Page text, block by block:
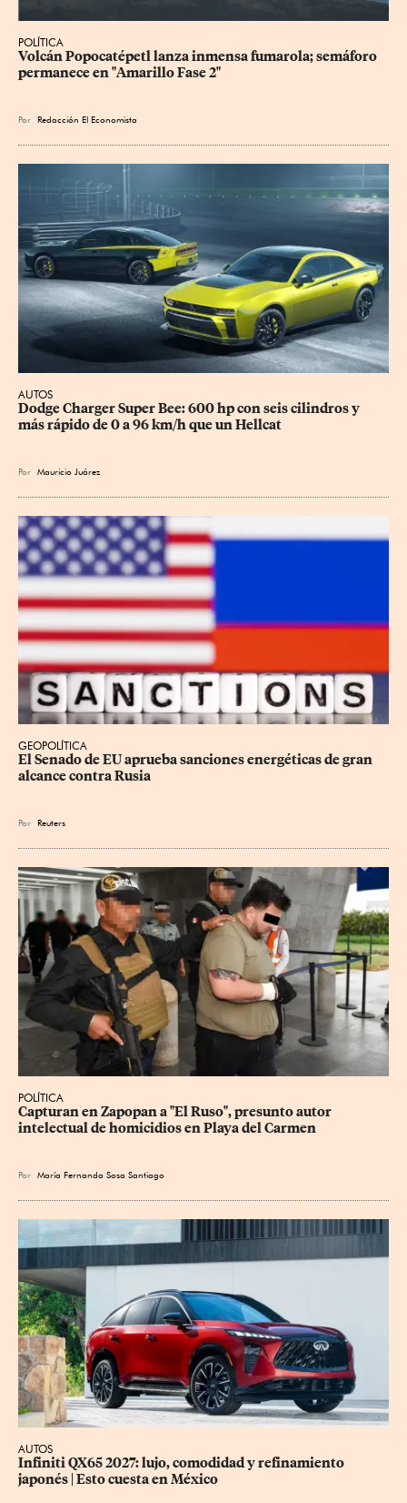
POLÍTICA
Volcán Popocatépetl lanza inmensa fumarola; semáforo
permanece en "Amarillo Fase 2"
Por Redacción El Economista
AUTOS
Dodge Charger Super Bee: 600 hp con seis cilindros y
más rápido de 0 a 96 km/h que un Hellcat
Por Mauricio Juárez
GEOPOLÍTICA
El Senado de EU aprueba sanciones energéticas de gran
alcance contra Rusia
Por Reuters
POLÍTICA
Capturan en Zapopan a "El Ruso", presunto autor
intelectual de homicidios en Playa del Carmen
Por María Fernanda Sosa Santiago
AUTOS
Infiniti QX65 2027: lujo, comodidad y refinamiento
japonés | Esto cuesta en México